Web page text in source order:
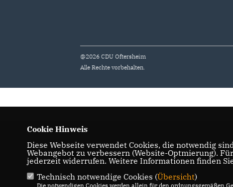
@2026 CDU Oftersheim
Alle Rechte vorbehalten.
Cookie Hinweis
Diese Webseite verwendet Cookies, die notwendig
Webangebot zu verbessern (Website-Optmierung).
jederzeit widerrufen. Weitere Informationen finden
Technisch notwendige Cookies (Übersicht)
Die notwendigen Cookies werden allein für den ordnungsgemäßen